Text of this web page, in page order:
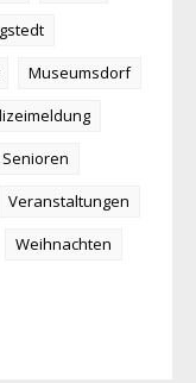
Museumsdorf
Senioren
Veranstaltungen
Weihnachten